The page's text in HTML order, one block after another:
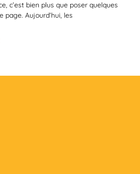
c’est bien plus que poser quelques
Aujourd’hui, les